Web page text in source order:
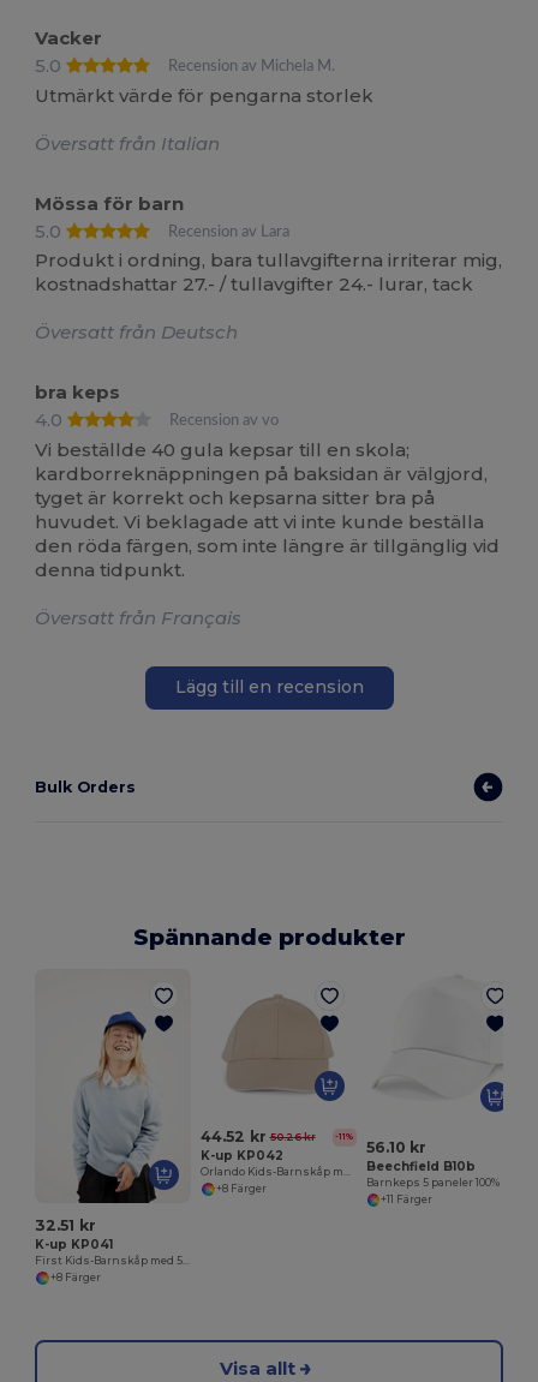
Vacker
5.0
Recension av Michela M.
Utmärkt värde för pengarna storlek
Översatt från Italian
Mössa för barn
5.0
Recension av Lara
Produkt i ordning, bara tullavgifterna irriterar mig,
kostnadshattar 27.- / tullavgifter 24.- lurar, tack
Översatt från Deutsch
bra keps
4.0
Recension av vo
Vi beställde 40 gula kepsar till en skola;
kardborreknäppningen på baksidan är välgjord,
tyget är korrekt och kepsarna sitter bra på
huvudet. Vi beklagade att vi inte kunde beställa
den röda färgen, som inte längre är tillgänglig vid
denna tidpunkt.
Översatt från Français
Lägg till en recension
Bulk Orders
Spännande produkter
32.51 kr
K-up KP041
+8 Färger
44.52 kr 50.26 kr -11%
K-up KP042
+8 Färger
56.10 kr
Beechfield B10b
+11 Färger
Visa allt